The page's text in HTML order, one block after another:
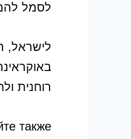
לסמל
לישראל,
רוחנית
также